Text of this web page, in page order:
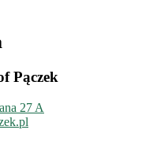
Pączek
27 A